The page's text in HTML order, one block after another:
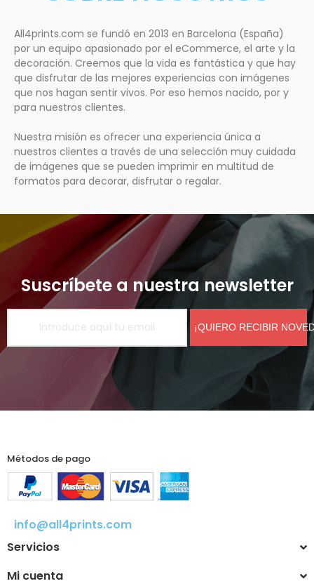
All4prints.com se fundó en 2013 en Barcelona (España)
por un equipo apasionado por el eCommerce, el arte y la
decoración. Creemos que la vida es fantástica y que hay
que disfrutar de las mejores experiencias con imágenes
que nos hagan sentir vivos. Por eso hemos nacido, por y
para nuestros clientes.
Nuestra misión es ofrecer una experiencia única a
nuestros clientes a través de una selección muy cuidada
de imágenes que se pueden imprimir en multitud de
formatos para decorar, disfrutar o regalar.
Suscríbete a nuestra newsletter
¡QUIERO RECIBIR
Métodos de pago
info@all4prints.com
Servicios
Mi cuenta